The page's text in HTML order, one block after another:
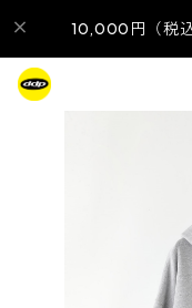
10,000円（税